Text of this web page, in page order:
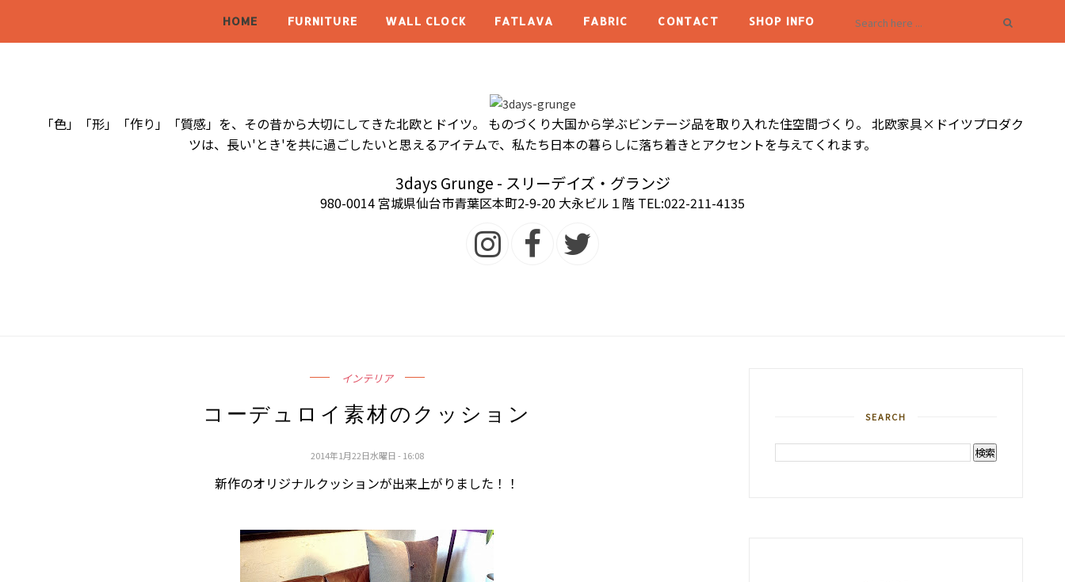
HOME FURNITURE WALL CLOCK FATLAVA FABRIC CONTACT SHOP INFO
「色」「形」「作り」「質感」を、その昔から大切にしてきた北欧とドイツ。 ものづくり大国から学ぶビンテージ品を取り入れた住空間づくり。 北欧家具×ドイツプロダク
ツは、長い'とき'を共に過ごしたいと思えるアイテムで、私たち日本の暮らしに落ち着きとアクセントを与えてくれます。
3days Grunge - スリーデイズ・グランジ
980-0014 宮城県仙台市青葉区本町2-9-20 大永ビル１階 TEL:022-211-4135
インテリア
コーデュロイ素材のクッション
2014年1月22日水曜日 - 16:08
新作のオリジナルクッションが出来上がりました！！
SEARCH